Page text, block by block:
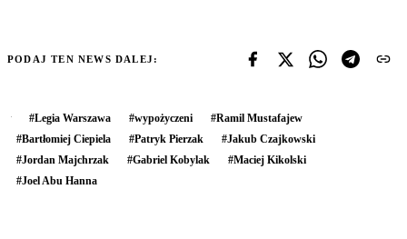
PODAJ TEN NEWS DALEJ:
#Legia Warszawa #wypożyczeni #Ramil Mustafajew
#Bartłomiej Ciepiela #Patryk Pierzak #Jakub Czajkowski
#Jordan Majchrzak #Gabriel Kobylak #Maciej Kikolski
#Joel Abu Hanna